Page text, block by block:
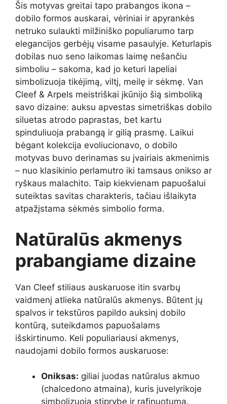
Šis motyvas greitai tapo prabangos ikona –
dobilo formos auskarai, vėriniai ir apyrankės
netruko sulaukti milžiniško populiarumo tarp
elegancijos gerbėjų visame pasaulyje. Keturlapis
dobilas nuo seno laikomas laimę nešančiu
simboliu – sakoma, kad jo keturi lapeliai
simbolizuoja tikėjimą, viltį, meilę ir sėkmę. Van
Cleef & Arpels meistriškai įkūnijo šią simboliką
savo dizaine: auksu apvestas simetriškas dobilo
siluetas atrodo paprastas, bet kartu
spinduliuoja prabangą ir gilią prasmę. Laikui
bėgant kolekcija evoliucionavo, o dobilo
motyvas buvo derinamas su įvairiais akmenimis
– nuo klasikinio perlamutro iki tamsaus onikso ar
ryškaus malachito. Taip kiekvienam papuošalui
suteiktas savitas charakteris, tačiau išlaikyta
atpažįstama sėkmės simbolio forma.
Natūralūs akmenys
prabangiame dizaine
Van Cleef stiliaus auskaruose itin svarbų
vaidmenį atlieka natūralūs akmenys. Būtent jų
spalvos ir tekstūros papildo auksinį dobilo
kontūrą, suteikdamos papuošalams
išskirtinumo. Keli populiariausi akmenys,
naudojami dobilo formos auskaruose:
Oniksas: giliai juodas natūralus akmuo
(chalcedono atmaina), kuris juvelyrikoje
simbolizuoja stiprybę ir rafinuotumą.